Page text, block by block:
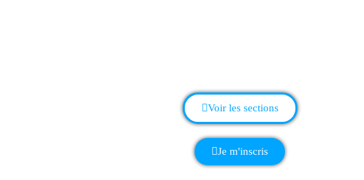
Voir les sections
Je m'inscris